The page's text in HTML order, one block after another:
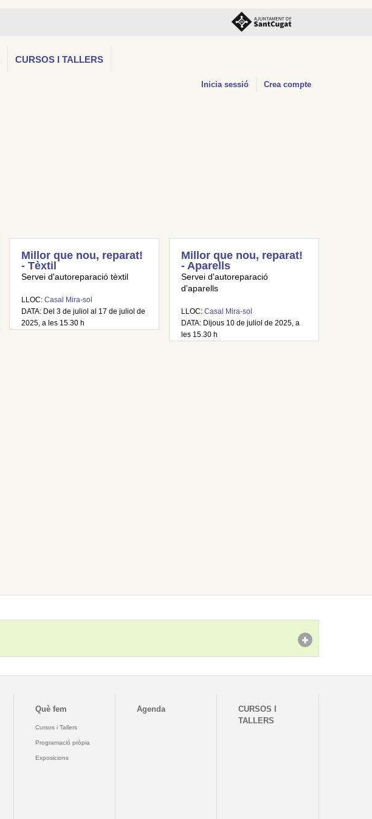
CURSOS I TALLERS
Inicia sessió Crea compte
Millor que nou, reparat!
- Tèxtil
Servei d'autoreparació tèxtil
LLOC:Casal Mira-sol
DATA: Del 3 de juliol al 17 de juliol de
2025, a les 15.30 h
Millor que nou, reparat!
- Aparells
Servei d'autoreparació
d'aparells
LLOC: Casal Mira-sol
DATA: Dijous 10 de juliol de 2025, a
les 15.30 h
Què fem
Cursos i Tallers
Programació pròpia
Exposicions
Agenda
CURSOS I
TALLERS